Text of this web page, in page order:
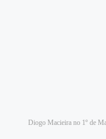
Diogo Macieira no 1º de